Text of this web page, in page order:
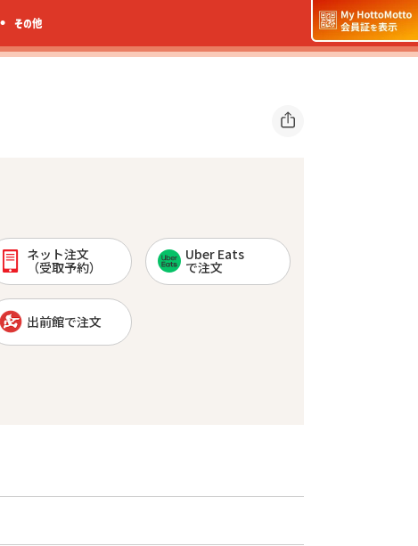
その他
ネット注文
（受取予約）
Uber Eats
で注文
出前館で注文